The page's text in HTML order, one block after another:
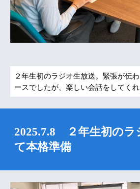
２年生初のラジオ生放送。緊張が伝
ースでしたが、楽しい会話をしてくれ
2025.7.8 ２年生初のラ
て本格準備